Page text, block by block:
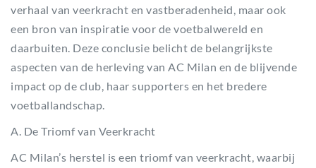
verhaal van veerkracht en vastberadenheid, maar ook
een bron van inspiratie voor de voetbalwereld en
daarbuiten. Deze conclusie belicht de belangrijkste
aspecten van de herleving van AC Milan en de blijvende
impact op de club, haar supporters en het bredere
voetballandschap.
A. De Triomf van Veerkracht
AC Milan’s herstel is een triomf van veerkracht, waarbij